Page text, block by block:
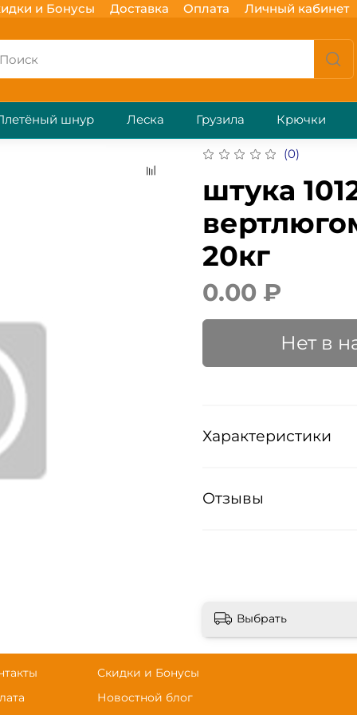
и Бонусы Доставка Оплата Личный кабинет
шнур Леска Грузила Крючки
(0)
штука
20кг
0.00 ₽
Нет в
Характеристики
Отзывы
Выбрать
Скидки и Бонусы
Новостной блог